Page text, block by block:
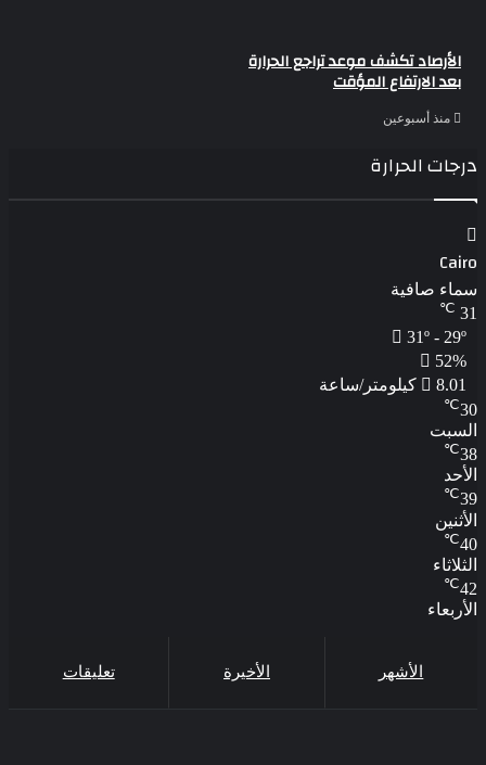
الأرصاد تكشف موعد تراجع الحرارة
بعد الارتفاع المؤقت
منذ أسبوعين
درجات الحرارة
Cairo
سماء صافية
31
℃
31º - 29º
52%
8.01 كيلومتر/ساعة
30
℃
السبت
38
℃
الأحد
39
℃
الأثنين
40
℃
الثلاثاء
42
℃
الأربعاء
الأشهر الأخيرة تعليقات